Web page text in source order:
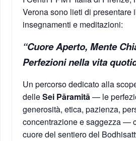
Verona sono lieti di presentare
insegnamenti e meditazioni:
“Cuore Aperto, Mente
Perfezioni nella vita
Un percorso dedicato alla
delleSei Pāramitā— le
generosità, etica, pazienza,
concentrazione e saggezza —
cuore del sentiero del